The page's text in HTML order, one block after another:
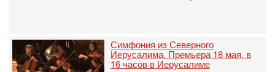
Симфония из Северного
Иерусалима. Премьера 18 мая, в
16 часов в Иерусалиме